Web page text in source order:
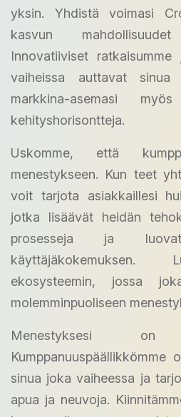
yksin. Yhdistä voimasi
kasvun
Innovatiiviset
vaiheissa auttavat sinua
markkina-asemasi
kehityshorisontteja.
Uskomme, että
menestykseen. Kun teet
voit tarjota asiakkaillesi
jotka lisäävät heidän
prosesseja ja luovat
käyttäjäkokemuksen.
ekosysteemin, jossa
molemminpuoliseen
Menestyksesi on
Kumppanuuspäällikkömme
sinua joka vaiheessa ja
apua ja neuvoja.